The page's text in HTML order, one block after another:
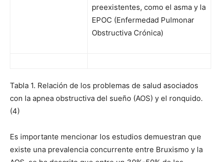
preexistentes, como el asma y la
EPOC (Enfermedad Pulmonar
Obstructiva Crónica)
Tabla 1. Relación de los problemas de salud asociados
con la apnea obstructiva del sueño (AOS) y el ronquido.
(4)
Es importante mencionar los estudios demuestran que
existe una prevalencia concurrente entre Bruxismo y la